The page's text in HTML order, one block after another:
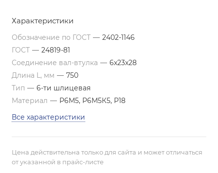
Характеристики
Обозначение по ГОСТ — 2402-1146
ГОСТ — 24819-81
Соединение вал-втулка — 6х23х28
Длина L, мм — 750
Тип — 6-ти шлицевая
Материал — Р6М5, Р6М5К5, Р18
Все характеристики
Цена действительна только для сайта и может отличаться
от указанной в прайс-листе